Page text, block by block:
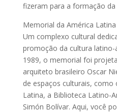
fizeram para a formação da
Memorial da América Latina
Um complexo cultural
promoção da cultura
1989, o memorial foi
arquiteto brasileiro Oscar
de espaços culturais, como
Latina, a Biblioteca Latino-
Simón Bolívar. Aqui, você